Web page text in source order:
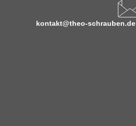
kontakt@theo-schrauben.de